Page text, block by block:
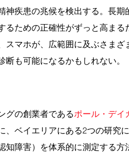
神疾患の兆候を検出する。長
るための正確性がずっと高ま
スマホが、広範囲に及ぶさま
断も可能になるかもしれない。
グの創業者であるポール・デイ
、ベイエリアにある2つの研究
知障害）を体系的に測定する方